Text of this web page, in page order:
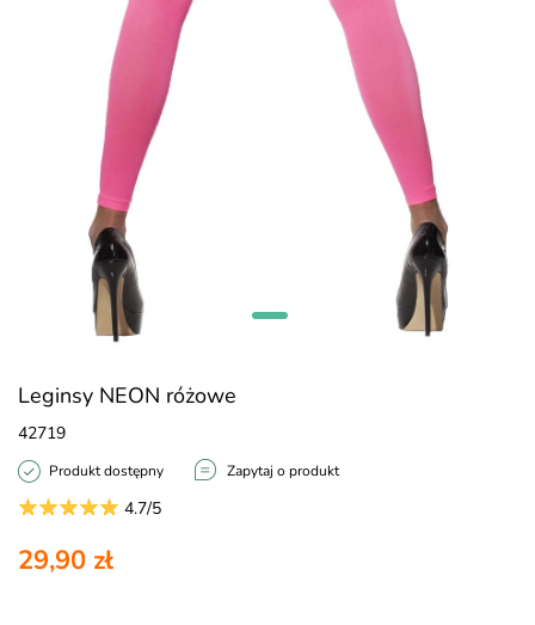
Leginsy NEON różowe
42719
Produkt dostępny Zapytaj o produkt
4.7/5
29,90 zł